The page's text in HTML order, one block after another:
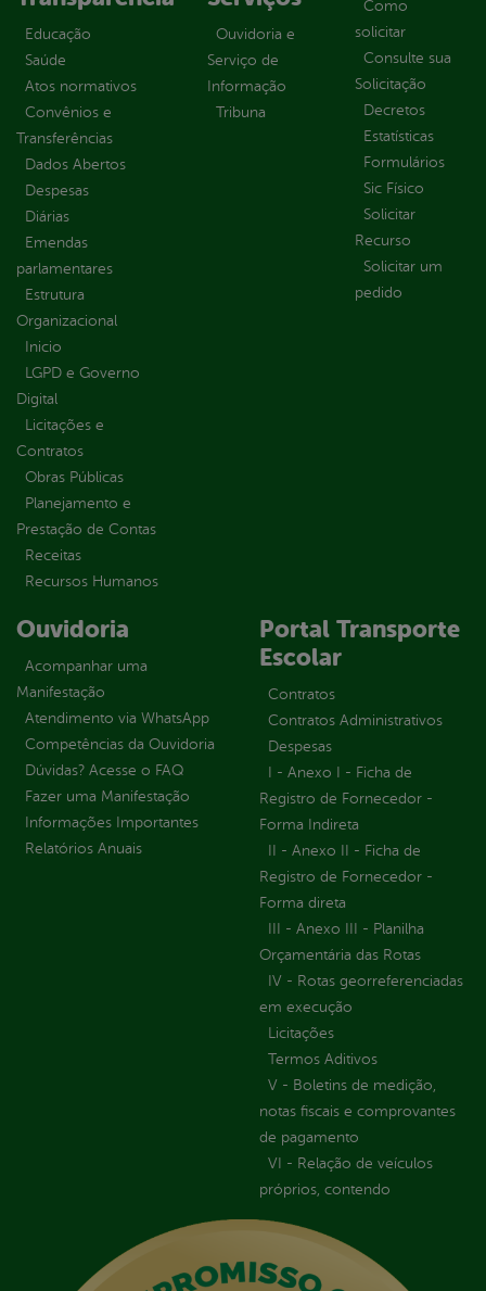
Educação
Saúde
Atos normativos
Convênios e
Transferências
Dados Abertos
Despesas
Diárias
Emendas
parlamentares
Estrutura
Organizacional
Inicio
LGPD e Governo
Digital
Licitações e
Contratos
Obras Públicas
Planejamento e
Prestação de Contas
Receitas
Recursos Humanos
Ouvidoria e
Serviço de
Informação
Tribuna
Como
solicitar
Consulte sua
Solicitação
Decretos
Estatísticas
Formulários
Sic Físico
Solicitar
Recurso
Solicitar um
pedido
Ouvidoria
Acompanhar uma
Manifestação
Atendimento via WhatsApp
Competências da Ouvidoria
Dúvidas? Acesse o FAQ
Fazer uma Manifestação
Informações Importantes
Relatórios Anuais
Portal Transporte
Escolar
Contratos
Contratos Administrativos
Despesas
I - Anexo I - Ficha de
Registro de Fornecedor -
Forma Indireta
II - Anexo II - Ficha de
Registro de Fornecedor -
Forma direta
III - Anexo III - Planilha
Orçamentária das Rotas
IV - Rotas georreferenciadas
em execução
Licitações
Termos Aditivos
V - Boletins de medição,
notas fiscais e comprovantes
de pagamento
VI - Relação de veículos
próprios, contendo